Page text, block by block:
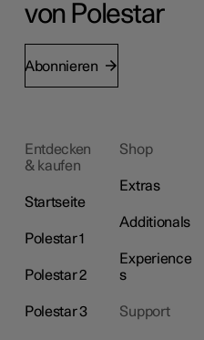
von Polestar
Abonnieren
Entdecken
& kaufen
Startseite
Polestar 1
Polestar 2
Polestar 3
Shop
Extras
Additionals
Experience
s
Support